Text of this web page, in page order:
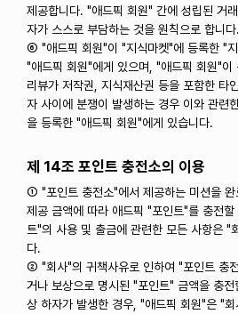
제공합니다. "애드픽 회원" 간에 성립된 거
자가 스스로 부담하는 것을 원칙으로 합니다.
⑥ "애드픽 회원"이 "지식마켓"에 등록한 "
"애드픽 회원"에게 있으며, "애드픽 회원"이
리뷰가 저작권, 지식재산권 등을 포함한 타
자 사이에 분쟁이 발생하는 경우 이와 관련
을 등록한 "애드픽 회원"에게 있습니다.
제 14조 포인트 충전소의 이용
① "포인트 충전소"에서 제공하는 미션을 완
제공 금액에 따라 애드픽 "포인트"를 충전
트"의 사용 및 출금에 관련한 모든 사항은 "
다.
② "회사"의 귀책사유로 인하여 "포인트 충
거나 보상으로 명시된 "포인트" 금액을 충
상 하자가 발생한 경우, "애드픽 회원"은 "